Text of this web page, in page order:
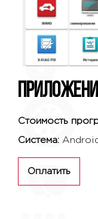
Стоимость
Система:
Оплатить